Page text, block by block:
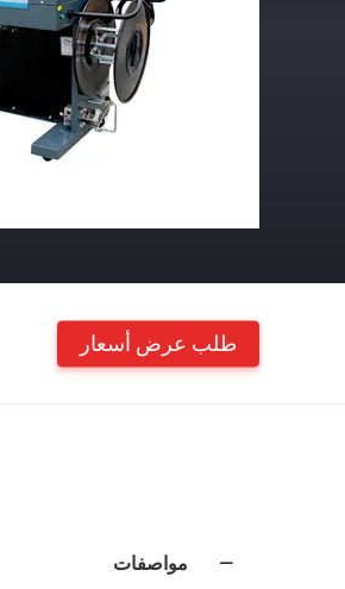
طلب عرض أسعار
مواصفات